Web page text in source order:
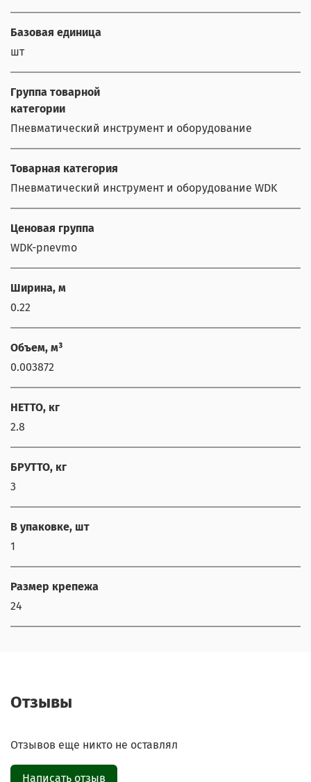
Базовая единица
шт
Группа товарной
категории
Пневматический инструмент и оборудование
Товарная категория
Пневматический инструмент и оборудование WDK
Ценовая группа
WDK-pnevmo
Ширина, м
0.22
Объем, м³
0.003872
НЕТТО, кг
2.8
БРУТТО, кг
3
В упаковке, шт
1
Размер крепежа
24
Отзывы
Отзывов еще никто не оставлял
Написать отзыв
Свяжитесь с нами через любой удобный
Написать менеджеру в MAX
Группа Вконтакте